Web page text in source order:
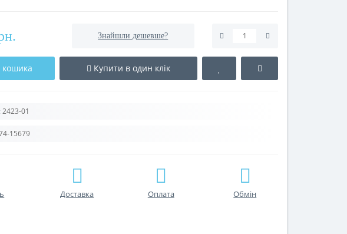
Знайшли дешевше?
кошика Купити в один клік
2423-01
15679
Доставка Оплата Обмін